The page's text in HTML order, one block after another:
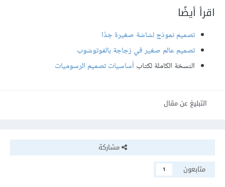
اقرأ أيضًا
تصميم نموذج لشاشة صغيرة جدًا
تصميم عالم صغير في زجاجة بالفوتوشوب
النسخة الكاملة لكتاب أساسيات تصميم الرسوميات
التبليغ عن مقال
مشاركة
متابعون
1